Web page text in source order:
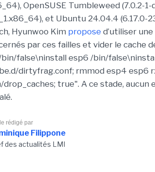
OpenSUSE Tumbleweed (7.0.2-1-
et Ubuntu 24.04.4 (6.17.0-
Hyunwoo Kim propose d’utiliser
par ces failles et vider le cache
false\ninstall esp6 /bin/
dirtyfrag.conf; rmmod esp4 esp6
true". A ce stade, aucun
rédigé par
Filippone
des actualités LMI